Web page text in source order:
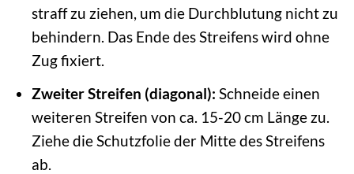
straff zu ziehen, um die Durchblutung nicht zu
behindern. Das Ende des Streifens wird ohne
Zug fixiert.
Zweiter Streifen (diagonal): Schneide einen
weiteren Streifen von ca. 15-20 cm Länge zu.
Ziehe die Schutzfolie der Mitte des Streifens
ab.